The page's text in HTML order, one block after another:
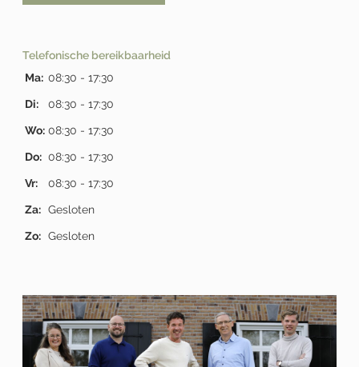
Telefonische bereikbaarheid
Ma: 08:30 - 17:30
Di: 08:30 - 17:30
Wo: 08:30 - 17:30
Do: 08:30 - 17:30
Vr: 08:30 - 17:30
Za: Gesloten
Zo: Gesloten